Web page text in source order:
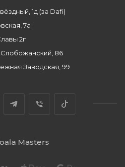
1д (за Dafi)
7а
2г
86
Заводская, 99
Masters